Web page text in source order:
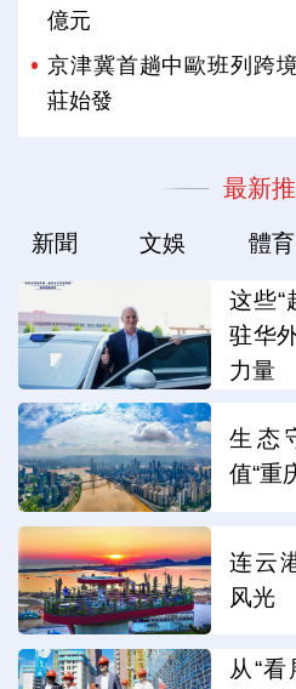
億元
京津冀首趟中歐班列跨
莊始發
最新
新聞 文娛 體育
这些“
驻华
力量
生态
值“重
连云
风光
从“看